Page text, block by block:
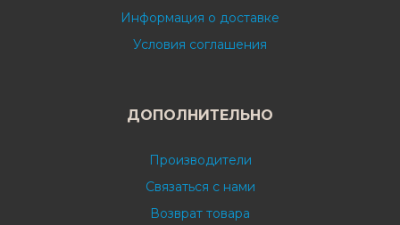
Информация о доставке
Условия соглашения
ДОПОЛНИТЕЛЬНО
Производители
Связаться с нами
Возврат товара